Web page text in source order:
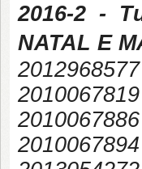
2016-2 -
NATAL E